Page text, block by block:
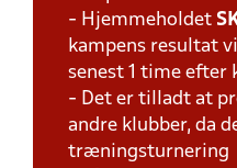
- Hjemmeholdet
kampens resultat
senest 1 time efter
- Det er tilladt at
andre klubber, da
træningsturnering